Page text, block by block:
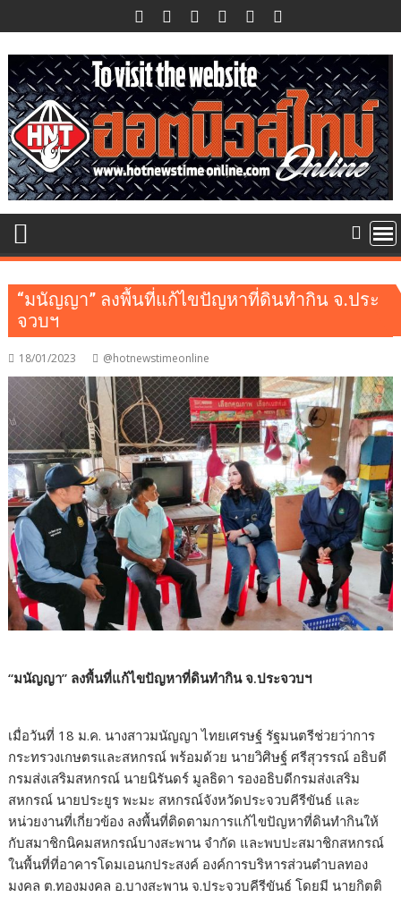
to
content
“มนัญญา” ลงพื้นที่แก้ไขปัญหาที่ดินทำกิน จ.ประ
จวบฯ
18/01/2023 @hotnewstimeonline
“มนัญญา” ลงพื้นที่แก้ไขปัญหาที่ดินทำกิน จ.ประจวบฯ
เมื่อวันที่ 18 ม.ค. นางสาวมนัญญา ไทยเศรษฐ์ รัฐมนตรีช่วยว่าการ
กระทรวงเกษตรและสหกรณ์ พร้อมด้วย นายวิศิษฐ์ ศรีสุวรรณ์ อธิบดี
กรมส่งเสริมสหกรณ์ นายนิรันดร์ มูลธิดา รองอธิบดีกรมส่งเสริม
สหกรณ์ นายประยูร พะมะ สหกรณ์จังหวัดประจวบคีรีขันธ์ และ
หน่วยงานที่เกี่ยวข้อง ลงพื้นที่ติดตามการแก้ไขปัญหาที่ดินทำกินให้
กับสมาชิกนิคมสหกรณ์บางสะพาน จำกัด และพบปะสมาชิกสหกรณ์
ในพื้นที่ที่อาคารโดมเอนกประสงค์ องค์การบริหารส่วนตำบลทอง
มงคล ต.ทองมงคล อ.บางสะพาน จ.ประจวบคีรีขันธ์ โดยมี นายกิตติ